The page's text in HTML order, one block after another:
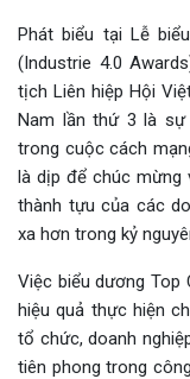
Phát biểu tại Lễ
(Industrie 4.0
tịch Liên hiệp Hội
Nam lần thứ 3 là sự
trong cuộc cách
là dịp để chúc mừng
thành tựu của các
xa hơn trong kỷ
Việc biểu dương Top
hiệu quả thực hiện
tổ chức, doanh
tiên phong trong